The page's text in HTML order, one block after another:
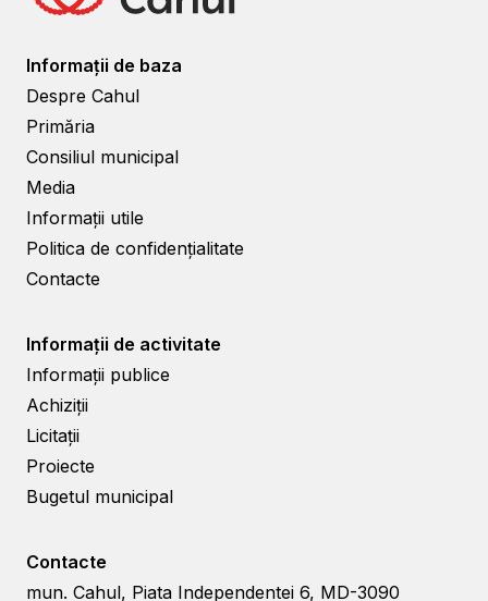
Informații de baza
Despre Cahul
Primăria
Consiliul municipal
Media
Informații utile
Politica de confidențialitate
Contacte
Informații de activitate
Informații publice
Achiziții
Licitații
Proiecte
Bugetul municipal
Contacte
mun. Cahul, Piata Independentei 6, MD-3090